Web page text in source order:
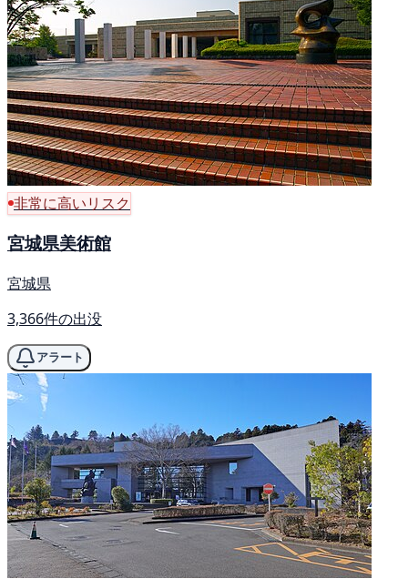
非常に高いリスク
宮城県美術館
宮城県
3,366件の出没
アラート